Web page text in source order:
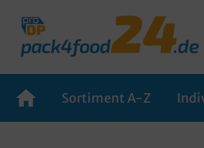
Sortiment A-Z